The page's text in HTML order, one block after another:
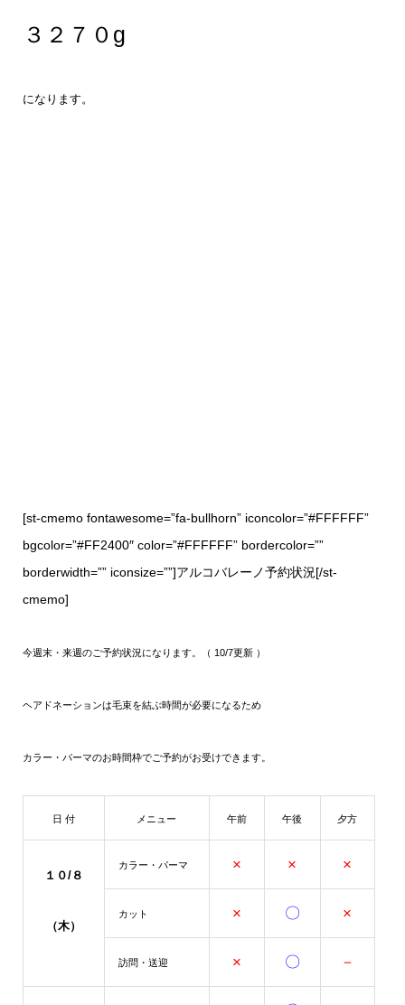
３２７０g
になります。
[st-cmemo fontawesome=”fa-bullhorn” iconcolor=”#FFFFFF”
bgcolor=”#FF2400″ color=”#FFFFFF” bordercolor=””
borderwidth=”” iconsize=””]アルコバレーノ予約状況[/st-
cmemo]
今週末・ 来週のご予約状況になります。（ 10/7更新 ）
ヘアドネーションは毛束を結ぶ時間が必要になるため
カラー・パーマのお時間枠でご予約がお受けできます。
日 付 メニュー 午前 午後 夕方
１０/８
（木）
カラー・パーマ × × ×
カット × 〇 ×
訪問・送迎 × 〇 －